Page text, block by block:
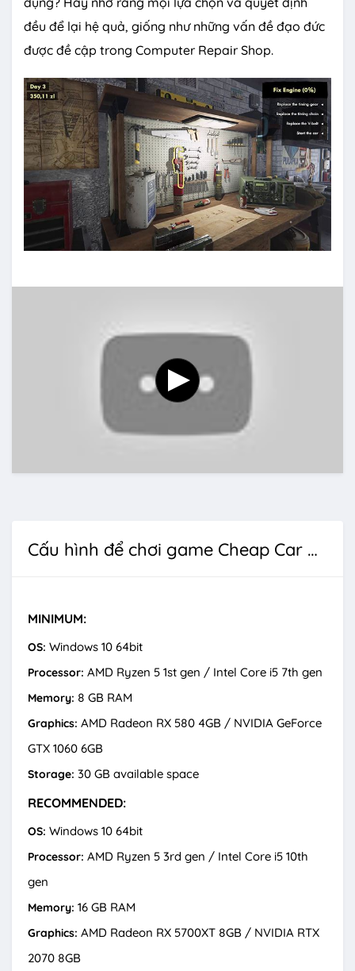
đều để lại hệ quả, giống như những vấn đề đạo đức
được đề cập trong Computer Repair Shop.
Cấu hình để chơi game Cheap Car Repair
MINIMUM:
OS: Windows 10 64bit
Processor: AMD Ryzen 5 1st gen / Intel Core i5 7th gen
Memory: 8 GB RAM
Graphics: AMD Radeon RX 580 4GB / NVIDIA GeForce
GTX 1060 6GB
Storage: 30 GB available space
RECOMMENDED:
OS: Windows 10 64bit
Processor: AMD Ryzen 5 3rd gen / Intel Core i5 10th
gen
Memory: 16 GB RAM
Graphics: AMD Radeon RX 5700XT 8GB / NVIDIA RTX
2070 8GB